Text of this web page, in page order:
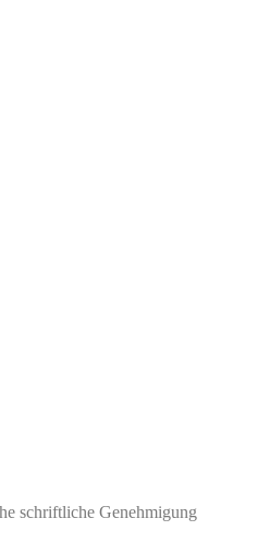
schriftliche Genehmigung